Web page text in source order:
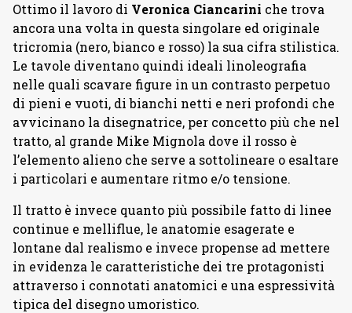
Ottimo il lavoro di Veronica Ciancarini che trova
ancora una volta in questa singolare ed originale
tricromia (nero, bianco e rosso) la sua cifra stilistica.
Le tavole diventano quindi ideali linoleografia
nelle quali scavare figure in un contrasto perpetuo
di pieni e vuoti, di bianchi netti e neri profondi che
avvicinano la disegnatrice, per concetto più che nel
tratto, al grande Mike Mignola dove il rosso è
l’elemento alieno che serve a sottolineare o esaltare
i particolari e aumentare ritmo e/o tensione.
Il tratto è invece quanto più possibile fatto di linee
continue e melliflue, le anatomie esagerate e
lontane dal realismo e invece propense ad mettere
in evidenza le caratteristiche dei tre protagonisti
attraverso i connotati anatomici e una espressività
tipica del disegno umoristico.